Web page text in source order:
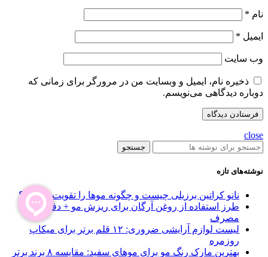
نام *
ایمیل *
وب‌ سایت
ذخیره نام، ایمیل و وبسایت من در مرورگر برای زمانی که
دوباره دیدگاهی می‌نویسم.
close
جستجو
نوشته‌های تازه
نانو کراتین برزیلی چیست و چگونه موها را تقویت می‌کند؟
طرز استفاده از روغن آرگان برای ریزش مو + دفعات
مصرف
لیست لوازم آرایشی ضروری: ۱۲ قلم برتر برای میکاپ
روزمره
بهترین مارک رنگ مو برای موهای سفید: مقایسه ۸ برند برتر